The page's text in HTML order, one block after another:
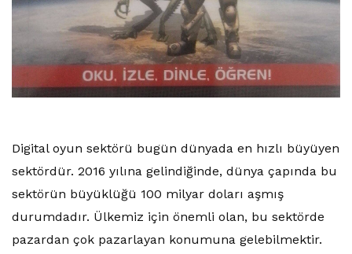
Digital oyun sektörü bugün dünyada en hızlı büyüyen
sektördür. 2016 yılına gelindiğinde, dünya çapında bu
sektörün büyüklüğü 100 milyar doları aşmış
durumdadır. Ülkemiz için önemli olan, bu sektörde
pazardan çok pazarlayan konumuna gelebilmektir.